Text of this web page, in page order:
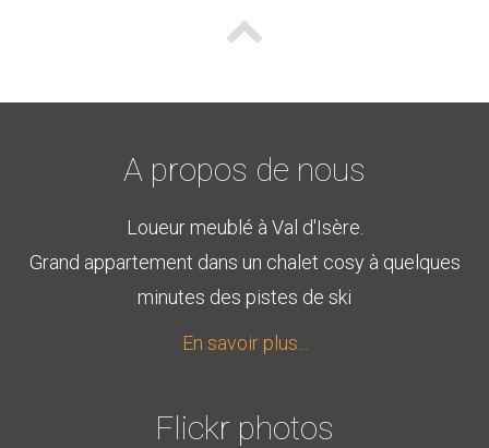
A propos de nous
Loueur meublé à Val d'Isère.
Grand appartement dans un chalet cosy à quelques
minutes des pistes de ski
En savoir plus...
Flickr photos